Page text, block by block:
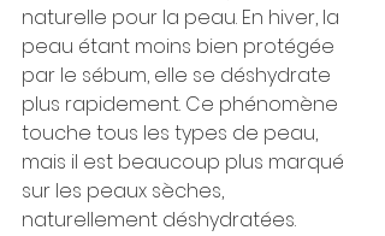
naturelle pour la peau. En hiver, la
peau étant moins bien protégée
par le sébum, elle se déshydrate
plus rapidement. Ce phénomène
touche tous les types de peau,
mais il est beaucoup plus marqué
sur les peaux sèches,
naturellement déshydratées.